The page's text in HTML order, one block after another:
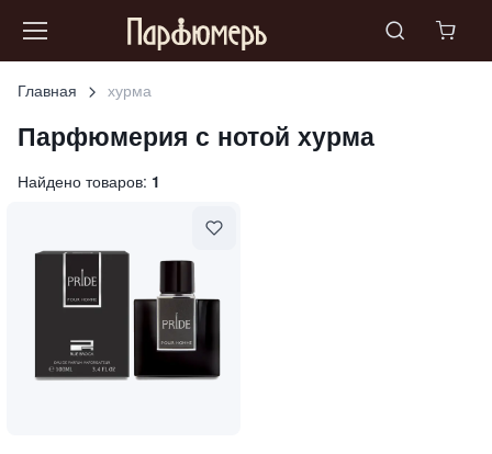
Главная хурма
Парфюмерия с нотой хурма
Найдено товаров: 1